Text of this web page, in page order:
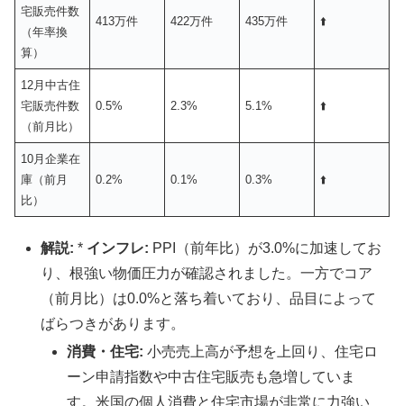
宅販売件数
（年率換
算）
413万件 422万件 435万件 ⬆️
12月中古住
宅販売件数
（前月比）
0.5% 2.3% 5.1% ⬆️
10月企業在
庫（前月
比）
0.2% 0.1% 0.3% ⬆️
解説: * インフレ: PPI（前年比）が3.0%に加速してお
り、根強い物価圧力が確認されました。一方でコア
（前月比）は0.0%と落ち着いており、品目によって
ばらつきがあります。
消費・住宅: 小売売上高が予想を上回り、住宅ロ
ーン申請指数や中古住宅販売も急増していま
す。米国の個人消費と住宅市場が非常に力強い